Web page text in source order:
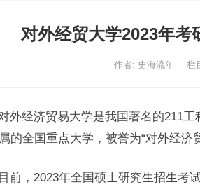
对外经贸大学2023年考
作者: 史海流年 栏
外经济贸易大学是我国著名的211
的全国重点大学，被誉为“对外经济
目前，2023年全国硕士研究生招生考